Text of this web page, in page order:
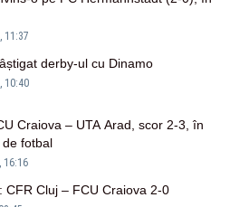
11:37
derby-ul cu Dinamo
10:40
Craiova – UTA Arad, scor 2-3, în
fotbal
16:16
CFR Cluj – FCU Craiova 2-0